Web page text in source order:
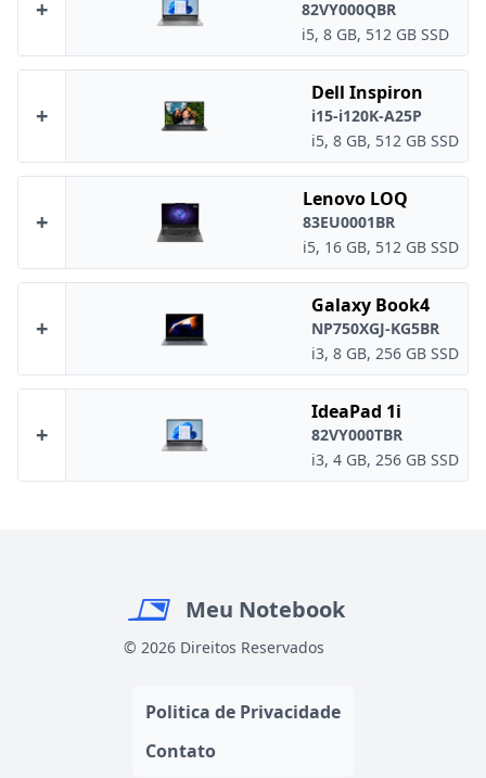
+
82VY000QBR
i5, 8 GB, 512 GB SSD
+
Dell Inspiron
i15-i120K-A25P
i5, 8 GB, 512 GB SSD
+
Lenovo LOQ
83EU0001BR
i5, 16 GB, 512 GB SSD
+
Galaxy Book4
NP750XGJ-KG5BR
i3, 8 GB, 256 GB SSD
+
IdeaPad 1i
82VY000TBR
i3, 4 GB, 256 GB SSD
Meu Notebook
© 2026 Direitos Reservados
Politica de Privacidade
Contato